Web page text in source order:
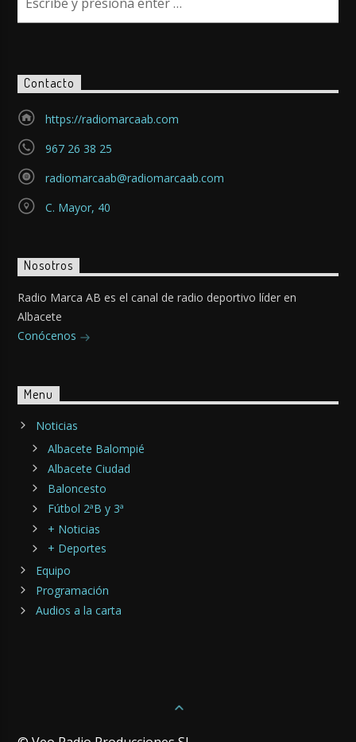
Contacto
https://radiomarcaab.com
967 26 38 25
radiomarcaab@radiomarcaab.com
C. Mayor, 40
Nosotros
Radio Marca AB es el canal de radio deportivo líder en
Albacete
Conócenos
Menu
Noticias
Albacete Balompié
Albacete Ciudad
Baloncesto
Fútbol 2ªB y 3ª
+ Noticias
+ Deportes
Equipo
Programación
Audios a la carta